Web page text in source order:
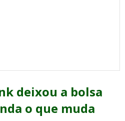
deixou a bolsa
o que muda